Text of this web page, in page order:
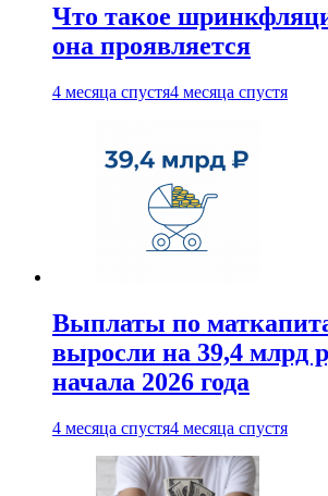
Что такое
она проявляется
4 месяца спустя4 месяца спустя
Выплаты по
выросли на 39,4 млрд
начала 2026 года
4 месяца спустя4 месяца спустя